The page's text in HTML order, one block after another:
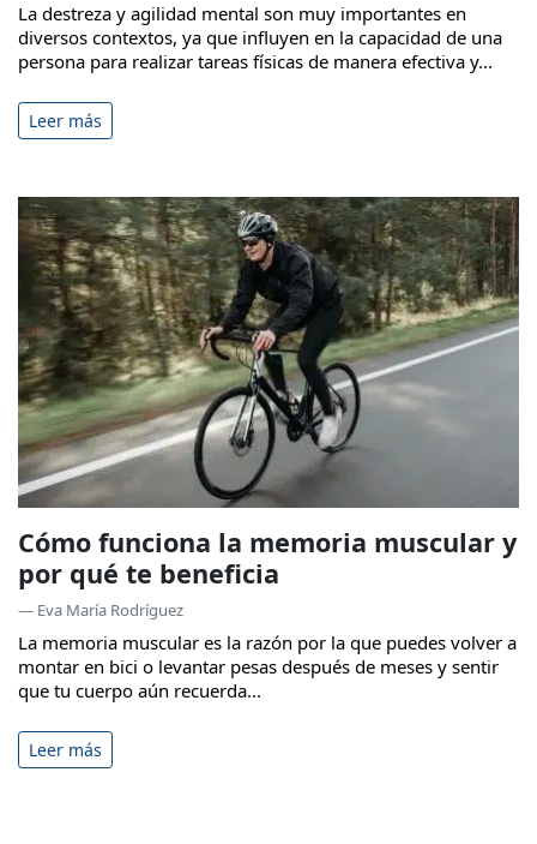
La destreza y agilidad mental son muy importantes en
diversos contextos, ya que influyen en la capacidad de una
persona para realizar tareas físicas de manera efectiva y...
Leer más
Cómo funciona la memoria muscular y
por qué te beneficia
— Eva María Rodríguez
La memoria muscular es la razón por la que puedes volver a
montar en bici o levantar pesas después de meses y sentir
que tu cuerpo aún recuerda...
Leer más